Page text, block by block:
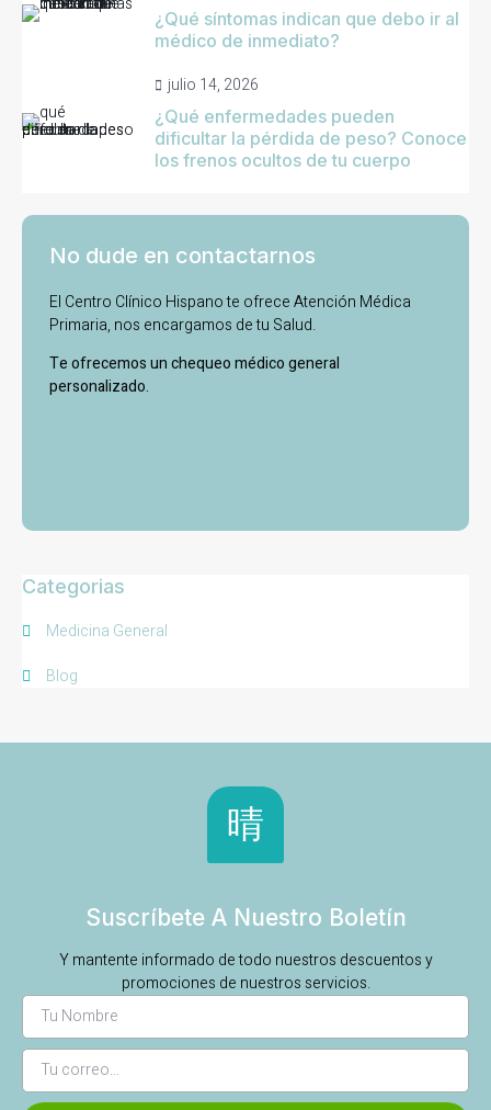
¿Qué síntomas indican que debo ir al
médico de inmediato?
julio 14, 2026
¿Qué enfermedades pueden
dificultar la pérdida de peso? Conoce
los frenos ocultos de tu cuerpo
No dude en contactarnos
El Centro Clínico Hispano te ofrece Atención Médica
Primaria, nos encargamos de tu Salud.
Te ofrecemos un chequeo médico general
personalizado.
Categorias
Medicina General
Blog
Suscríbete A Nuestro Boletín
Y mantente informado de todo nuestros descuentos y
promociones de nuestros servicios.